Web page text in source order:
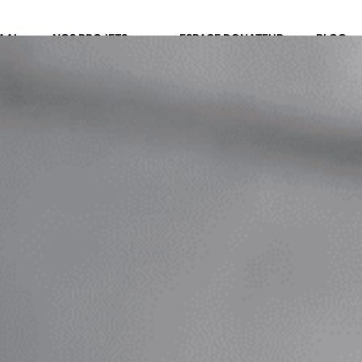
NOS PROJETS ESPACE DONATEUR BLOG